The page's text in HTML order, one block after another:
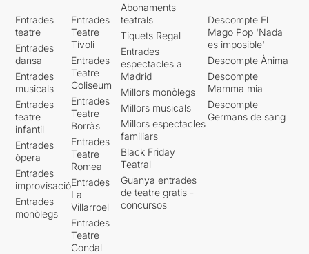
Entrades
teatre
Entrades
dansa
Entrades
musicals
Entrades
teatre
infantil
Entrades
òpera
Entrades
improvisació
Entrades
monòlegs
Entrades
Teatre
Tívoli
Entrades
Teatre
Coliseum
Entrades
Teatre
Borràs
Entrades
Teatre
Romea
Entrades
La
Villarroel
Entrades
Teatre
Condal
Abonaments
teatrals
Tiquets Regal
Entrades
espectacles a
Madrid
Millors monòlegs
Millors musicals
Millors espectacles
familiars
Black Friday
Teatral
Guanya entrades
de teatre gratis -
concursos
Descompte El
Mago Pop 'Nada
es imposible'
Descompte Ànima
Descompte
Mamma mia
Descompte
Germans de sang